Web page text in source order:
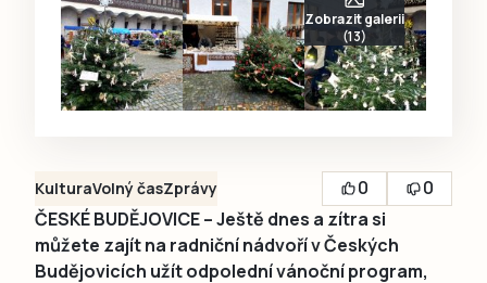
Zobrazit galerii
(13)
KulturaVolný časZprávy 0
0
ČESKÉ BUDĚJOVICE – Ještě dnes a zítra si
můžete zajít na radniční nádvoří v Českých
Budějovicích užít odpolední vánoční program,